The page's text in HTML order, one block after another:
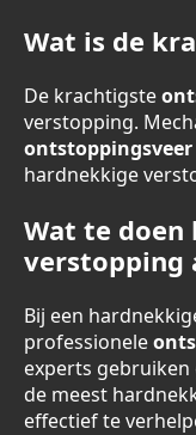
Wat is de
De krachtigste
verstopping.
ontstoppingsveer
hardnekkige
Wat te
verstopping
Bij een
professionele
experts gebruiken
de meest
effectief te